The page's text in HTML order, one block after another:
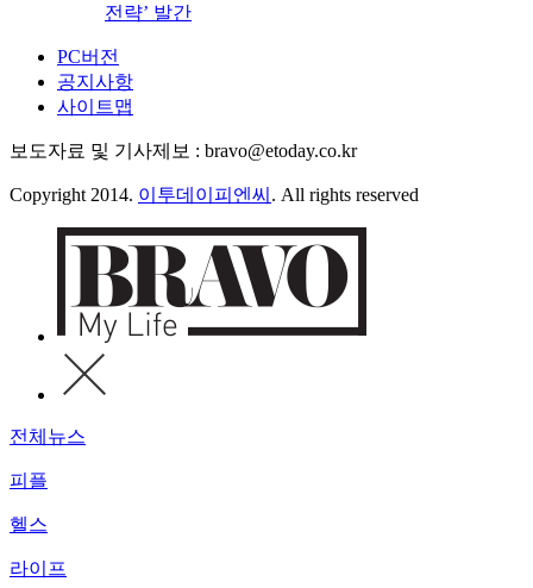
전략’ 발간
PC버전
공지사항
사이트맵
보도자료 및 기사제보 : bravo@etoday.co.kr
Copyright 2014. 이투데이피엔씨 . All rights reserved
전체뉴스
피플
헬스
라이프